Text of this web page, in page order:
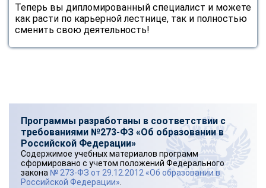
Теперь вы дипломированный специалист и можете
как расти по карьерной лестнице, так и полностью
сменить свою деятельность!
Программы разработаны в соответствии с
требованиями №273-ФЗ «Об образовании в
Российской Федерации»
Содержимое учебных материалов программ
сформировано с учетом положений Федерального
закона № 273-ФЗ от 29.12.2012 «Об образовании в
Российской Федерации»